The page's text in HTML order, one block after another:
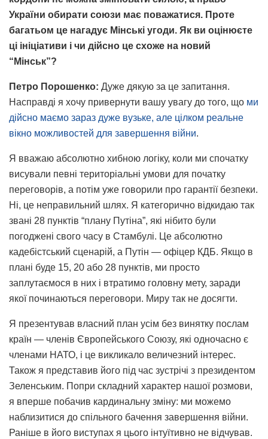
України обирати союзи має поважатися. Проте
багатьом це нагадує Мінські угоди. Як ви оцінюєте
ці ініціативи і чи дійсно це схоже на новий
“Мінськ”?
Петро Порошенко: Дуже дякую за це запитання.
Насправді я хочу привернути вашу увагу до того, що ми
дійсно маємо зараз дуже вузьке, але цілком реальне
вікно можливостей для завершення війни.
Я вважаю абсолютно хибною логіку, коли ми спочатку
висували певні територіальні умови для початку
переговорів, а потім уже говорили про гарантії безпеки.
Ні, це неправильний шлях. Я категорично відкидаю так
звані 28 пунктів “плану Путіна”, які нібито були
погоджені свого часу в Стамбулі. Це абсолютно
кадебістський сценарій, а Путін — офіцер КДБ. Якщо в
плані буде 15, 20 або 28 пунктів, ми просто
заплутаємося в них і втратимо головну мету, заради
якої починаються переговори. Миру так не досягти.
Я презентував власний план усім без винятку послам
країн — членів Європейського Союзу, які одночасно є
членами НАТО, і це викликало величезний інтерес.
Також я представив його під час зустрічі з президентом
Зеленським. Попри складний характер нашої розмови,
я вперше побачив кардинальну зміну: ми можемо
наблизитися до спільного бачення завершення війни.
Раніше в його виступах я цього інтуїтивно не відчував.